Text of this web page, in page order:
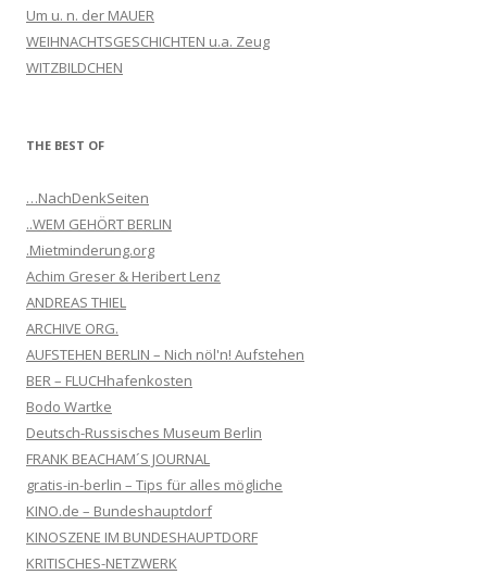
Um u. n. der MAUER
WEIHNACHTSGESCHICHTEN u.a. Zeug
WITZBILDCHEN
THE BEST OF
…NachDenkSeiten
..WEM GEHÖRT BERLIN
.Mietminderung.org
Achim Greser & Heribert Lenz
ANDREAS THIEL
ARCHIVE ORG.
AUFSTEHEN BERLIN – Nich nöl'n! Aufstehen
BER – FLUCHhafenkosten
Bodo Wartke
Deutsch-Russisches Museum Berlin
FRANK BEACHAM´S JOURNAL
gratis-in-berlin – Tips für alles mögliche
KINO.de – Bundeshauptdorf
KINOSZENE IM BUNDESHAUPTDORF
KRITISCHES-NETZWERK